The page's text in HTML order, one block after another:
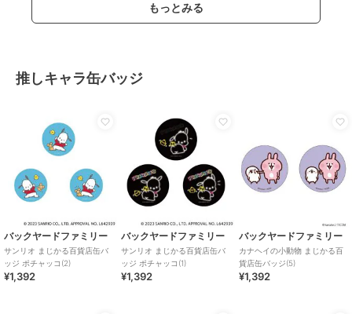
もっとみる
推しキャラ缶バッジ
バックヤードファミリー
サンリオ まじかる百貨店缶バ
ッジ ポチャッコ(2)
¥1,392
バックヤードファミリー
サンリオ まじかる百貨店缶バ
ッジ ポチャッコ(1)
¥1,392
バックヤードファミリー
カナヘイの小動物 まじかる百
貨店缶バッジ(5)
¥1,392